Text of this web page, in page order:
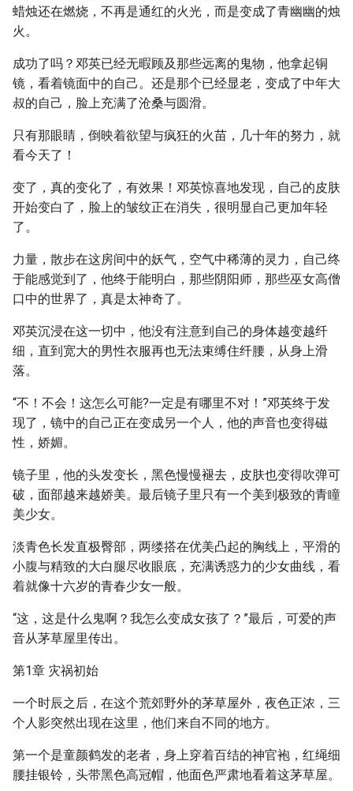
蜡烛还在燃烧，不再是通红的火光，而是变成了青幽幽的烛
火。
成功了吗？邓英已经无暇顾及那些远离的鬼物，他拿起铜
镜，看着镜面中的自己。还是那个已经显老，变成了中年大
叔的自己，脸上充满了沧桑与圆滑。
只有那眼睛，倒映着欲望与疯狂的火苗，几十年的努力，就
看今天了！
变了，真的变化了，有效果！邓英惊喜地发现，自己的皮肤
开始变白了，脸上的皱纹正在消失，很明显自己更加年轻
了。
力量，散步在这房间中的妖气，空气中稀薄的灵力，自己终
于能感觉到了，他终于能明白，那些阴阳师，那些巫女高僧
口中的世界了，真是太神奇了。
邓英沉浸在这一切中，他没有注意到自己的身体越变越纤
细，直到宽大的男性衣服再也无法束缚住纤腰，从身上滑
落。
“不！不会！这怎么可能?一定是有哪里不对！”邓英终于发
现了，镜中的自己正在变成另一个人，他的声音也变得磁
性，娇媚。
镜子里，他的头发变长，黑色慢慢褪去，皮肤也变得吹弹可
破，面部越来越娇美。最后镜子里只有一个美到极致的青瞳
美少女。
淡青色长发直极臀部，两缕搭在优美凸起的胸线上，平滑的
小腹与精致的大白腿尽收眼底，充满诱惑力的少女曲线，看
着就像十六岁的青春少女一般。
“这，这是什么鬼啊？我怎么变成女孩了？”最后，可爱的声
音从茅草屋里传出。
第1章 灾祸初始
一个时辰之后，在这个荒郊野外的茅草屋外，夜色正浓，三
个人影突然出现在这里，他们来自不同的地方。
第一个是童颜鹤发的老者，身上穿着百结的神官袍，红绳细
腰挂银铃，头带黑色高冠帽，他面色严肃地看着这茅草屋。